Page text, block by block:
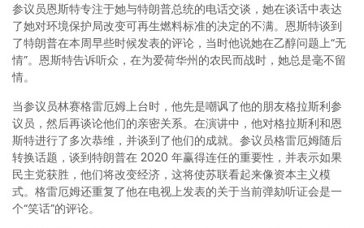
参议员恩斯特专注于她与特朗普总统的电话交谈，她在谈话中表达
了她对环境保护局改变可再生燃料标准的决定的不满。恩斯特谈到
了特朗普在本周早些时候发表的评论，当时他说她在乙醇问题上“无
情”。恩斯特告诉听众，在为爱荷华州的农民而战时，她总是毫不留
情。
当参议员林赛格雷厄姆上台时，他先是嘲讽了他的朋友格拉斯利参
议员，然后再谈论他们的亲密关系。在演讲中，他对格拉斯利和恩
斯特进行了多次恭维，并谈到了他们的成就。参议员格雷厄姆随后
转换话题，谈到特朗普在 2020 年赢得连任的重要性，并表示如果
民主党获胜，他们将改变经济，这将使苏联看起来像资本主义模
式。格雷厄姆还重复了他在电视上发表的关于当前弹劾听证会是一
个“笑话”的评论。